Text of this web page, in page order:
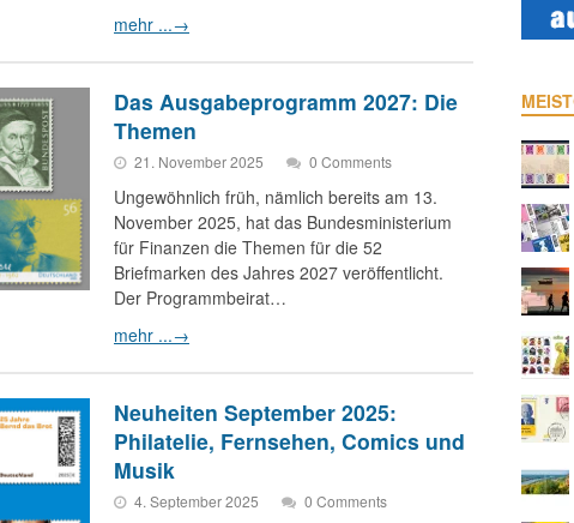
mehr ...→
Das Ausgabeprogramm 2027: Die
Themen
21. November 2025 0 Comments
Ungewöhnlich früh, nämlich bereits am 13.
November 2025, hat das Bundesministerium
für Finanzen die Themen für die 52
Briefmarken des Jahres 2027 veröffentlicht.
Der Programmbeirat…
mehr ...→
Neuheiten September 2025:
Philatelie, Fernsehen, Comics und
Musik
4. September 2025 0 Comments